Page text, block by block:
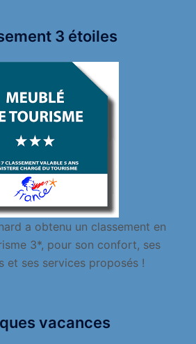
3 étoiles
a obtenu un classement en
3*, pour son confort, ses
et ses services proposés !
vacances